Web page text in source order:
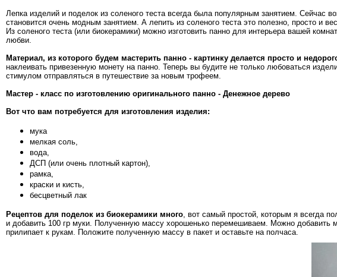
Лепка изделий и поделок из соленого теста всегда была популярным занятием. Сейчас
становится очень модным занятием. А лепить из соленого теста это полезно, просто и
Из соленого теста (или биокерамики) можно изготовить панно для интерьера вашей
любви.
Материал, из которого будем мастерить панно - картинку делается просто и
наклеивать привезенную монету на панно. Теперь вы будите не только любоваться
стимулом отправляться в путешествие за новым трофеем.
Мастер - класс по изготовлению оригинального панно - Денежное дерево
Вот что вам потребуется для изготовления изделия:
мука
мелкая соль,
вода,
ДСП (или очень плотный картон),
рамка,
краски и кисть,
бесцветный лак
Рецептов для поделок из биокерамики много, вот самый простой, которым я всегда
и добавить 100 гр муки. Полученную массу хорошенько перемешиваем. Можно добавить
прилипает к рукам. Положите полученную массу в пакет и оставьте на полчаса.